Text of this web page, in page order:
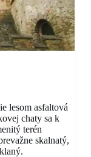
lesom asfaltová
chaty sa k
terén
skalnatý,